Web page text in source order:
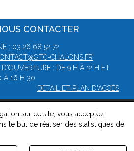
CONTACTER
: 03 26 68 52 72
CHALONS.FR
D'OUVERTURE : DE 9 H À 12 H ET
À 16 H 30
DÉTAIL ET PLAN D'ACCÈS
de commerce de Châlons-en-
- Contact-Gestion des cookies
et de cookies
sur ce site, vous acceptez
le but de réaliser des statistiques de